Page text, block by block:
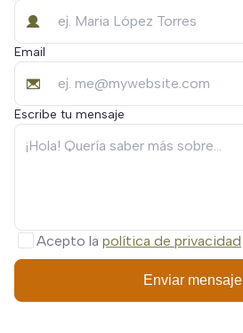
Email
Escribe tu mensaje
Acepto la política de privacidad
Enviar mensaje